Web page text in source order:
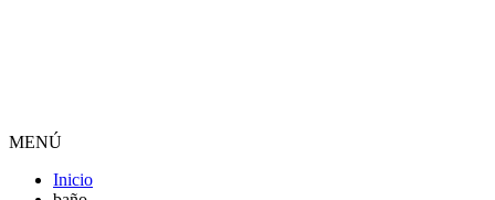
MENÚ
Inicio